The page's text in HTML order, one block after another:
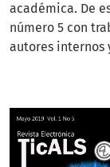
académica. De
número 5 con
autores internos